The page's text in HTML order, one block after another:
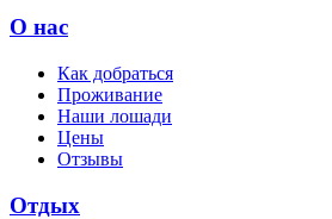
О нас
Как добраться
Проживание
Наши лошади
Цены
Отзывы
Отдых